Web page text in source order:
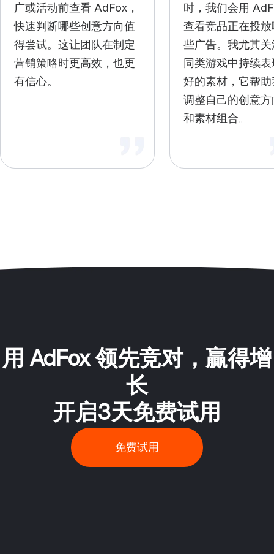
广或活动前查看 AdFox，
快速判断哪些创意方向值
得尝试。这让团队在制定
营销策略时更高效，也更
有信心。
时，我们会用
查看竞品正在投放
些广告。我尤其关
同类游戏中持续表
好的素材，它帮助
调整自己的创意方
和素材组合。
用 AdFox 领先竞对，贏得增
长
开启3天免费试用
免费试用